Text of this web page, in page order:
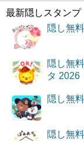
最新隠しスタンプ
隠し無
隠し無
タ 2026
隠し無
隠し無